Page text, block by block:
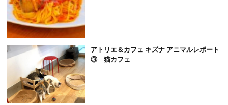
アトリエ＆カフェ キズナ アニマルレポート
③ 猫カフェ